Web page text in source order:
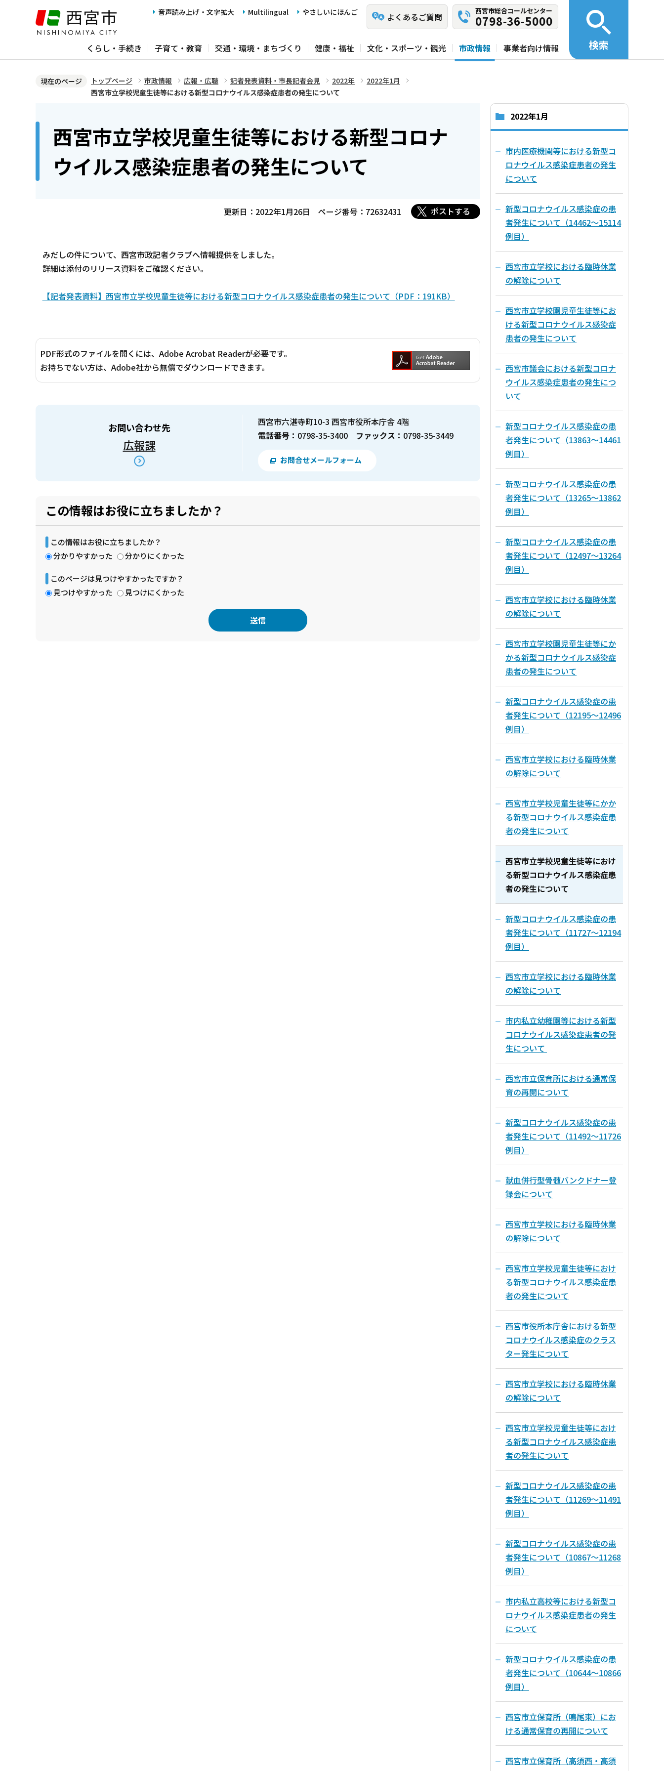
ジ
音声読み上げ・文字拡大 Multilingual やさしいにほんご よくあるご質問
西宮市総合コールセンター
0798-36-5000
くらし・手続き 子育て・教育 交通・環境・まちづくり 健康・福祉 文化・スポーツ・観光 市政情報 事業者向け情報 検索
現在のページ トップページ 市政情報 広報・広聴 記者発表資料・市長記者会見 2022年
2022年1月
西宮市立学校児童生徒等における新型コロナウイルス感染症患者の発生について
西宮市立学校児童生徒等における新型コロナ
ウイルス感染症患者の発生について
更新日：2022年1月26日 ページ番号：72632431 ポストする
みだしの件について、西宮市政記者クラブへ情報提供をしました。
詳細は添付のリリース資料をご確認ください。
【記者発表資料】西宮市立学校児童生徒等における新型コロナウイルス感染症患者の発生について（PDF：191KB）
PDF形式のファイルを開くには、Adobe Acrobat Readerが必要です。
お持ちでない方は、Adobe社から無償でダウンロードできます。
お問い合わせ先
広報課
西宮市六湛寺町10-3 西宮市役所本庁舎 4階
電話番号： 0798-35-3400 ファックス： 0798-35-3449
お問合せメールフォーム
この情報はお役に立ちましたか？
この情報はお役に立ちましたか？
分かりやすかった
分かりにくかった
このページは見つけやすかったですか？
見つけやすかった
見つけにくかった
2022年1月
市内医療機関等における新型コ
ロナウイルス感染症患者の発生
について
新型コロナウイルス感染症の患
者発生について（14462～15114
例目）
西宮市立学校における臨時休業
の解除について
西宮市立学校園児童生徒等にお
ける新型コロナウイルス感染症
患者の発生について
西宮市議会における新型コロナ
ウイルス感染症患者の発生につ
いて
新型コロナウイルス感染症の患
者発生について（13863～14461
例目）
新型コロナウイルス感染症の患
者発生について（13265～13862
例目）
新型コロナウイルス感染症の患
者発生について（12497～13264
例目）
西宮市立学校における臨時休業
の解除について
西宮市立学校園児童生徒等にか
かる新型コロナウイルス感染症
患者の発生について
新型コロナウイルス感染症の患
者発生について（12195～12496
例目）
西宮市立学校における臨時休業
の解除について
西宮市立学校児童生徒等にかか
る新型コロナウイルス感染症患
者の発生について
西宮市立学校児童生徒等におけ
る新型コロナウイルス感染症患
者の発生について
新型コロナウイルス感染症の患
者発生について（11727～12194
例目）
西宮市立学校における臨時休業
の解除について
市内私立幼稚園等における新型
コロナウイルス感染症患者の発
生について
西宮市立保育所における通常保
育の再開について
新型コロナウイルス感染症の患
者発生について（11492～11726
例目）
献血併行型骨髄バンクドナー登
録会について
西宮市立学校における臨時休業
の解除について
西宮市立学校児童生徒等におけ
る新型コロナウイルス感染症患
者の発生について
西宮市役所本庁舎における新型
コロナウイルス感染症のクラス
ター発生について
西宮市立学校における臨時休業
の解除について
西宮市立学校児童生徒等におけ
る新型コロナウイルス感染症患
者の発生について
新型コロナウイルス感染症の患
者発生について（11269～11491
例目）
新型コロナウイルス感染症の患
者発生について（10867～11268
例目）
市内私立高校等における新型コ
ロナウイルス感染症患者の発生
について
新型コロナウイルス感染症の患
者発生について（10644～10866
例目）
西宮市立保育所（鳴尾東）にお
ける通常保育の再開について
西宮市立保育所（高須西・高須